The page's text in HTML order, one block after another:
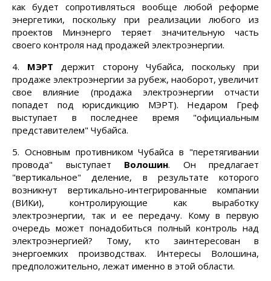
как будет сопротивляться вообще любой реформе
энергетики, поскольку при реализации любого из
проектов Минэнерго теряет значительную часть
своего контроля над продажей электроэнергии.
4. МЭРТ держит сторону Чубайса, поскольку при
продаже электроэнергии за рубеж, наоборот, увеличит
свое влияние (продажа электроэнергии отчасти
попадет под юрисдикцию МЭРТ). Недаром Греф
выступает в последнее время "официальным
представителем" Чубайса.
5. Основным противником Чубайса в "перетягивании
провода" выступает Волошин. Он предлагает
"вертикальное" деление, в результате которого
возникнут вертикально-интегрированные компании
(ВИКи), контролирующие как выработку
электроэнергии, так и ее передачу. Кому в первую
очередь может понадобиться полный контроль над
электроэнергией? Тому, кто заинтересован в
энергоемких производствах. Интересы Волошина,
предположительно, лежат именно в этой области.